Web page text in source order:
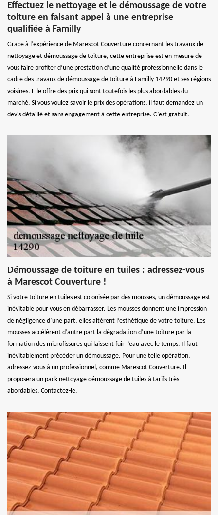
Effectuez le nettoyage et le démoussage de votre
toiture en faisant appel à une entreprise
qualifiée à Familly
Grace à l’expérience de Marescot Couverture concernant les travaux de
nettoyage et démoussage de toiture, cette entreprise est en mesure de
vous faire profiter d’une prestation d’une qualité professionnelle dans le
cadre des travaux de démoussage de toiture à Familly 14290 et ses régions
voisines. Elle offre des prix qui sont toutefois les plus abordables du
marché. Si vous voulez savoir le prix des opérations, il faut demandez un
devis détaillé et sans engagement à cette entreprise. C’est gratuit.
Démoussage de toiture en tuiles : adressez-vous
à Marescot Couverture !
Si votre toiture en tuiles est colonisée par des mousses, un démoussage est
inévitable pour vous en débarrasser. Les mousses donnent une impression
de négligence d’une part, elles altèrent l’esthétique de votre toiture. Les
mousses accélèrent d’autre part la dégradation d’une toiture par la
formation des microfissures qui laissent fuir l’eau avec le temps. Il faut
inévitablement précéder un démoussage. Pour une telle opération,
adressez-vous à un professionnel, comme Marescot Couverture. Il
proposera un pack nettoyage démoussage de tuiles à tarifs très
abordables. Contactez-le.